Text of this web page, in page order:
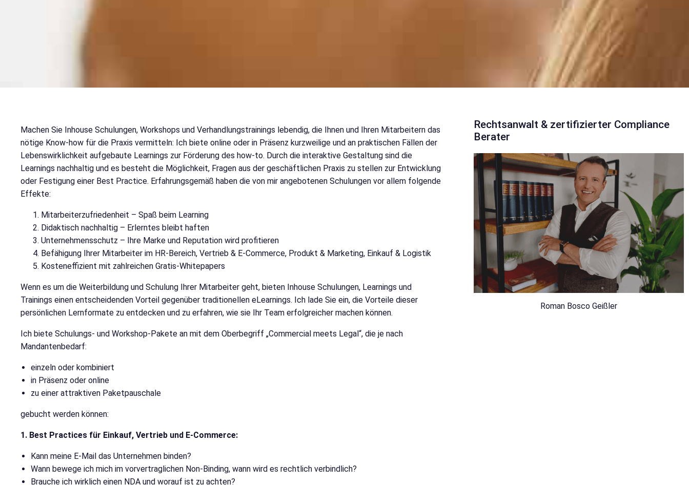
Machen Sie Inhouse Schulungen, Workshops und Verhandlungstrainings lebendig, die Ihnen und Ihren Mitarbeitern das
nötige Know-how für die Praxis vermitteln: Ich biete online oder in Präsenz kurzweilige und an praktischen Fällen der
Lebenswirklichkeit aufgebaute Learnings zur Förderung des how-to. Durch die interaktive Gestaltung sind die
Learnings nachhaltig und es besteht die Möglichkeit, Fragen aus der geschäftlichen Praxis zu stellen zur Entwicklung
oder Festigung einer Best Practice. Erfahrungsgemäß haben die von mir angebotenen Schulungen vor allem folgende
Effekte:
Mitarbeiterzufriedenheit – Spaß beim Learning
Didaktisch nachhaltig – Erlerntes bleibt haften
Unternehmensschutz – Ihre Marke und Reputation wird profitieren
Befähigung Ihrer Mitarbeiter im HR-Bereich, Vertrieb & E-Commerce, Produkt & Marketing, Einkauf & Logistik
Kosteneffizient mit zahlreichen Gratis-Whitepapers
Wenn es um die Weiterbildung und Schulung Ihrer Mitarbeiter geht, bieten Inhouse Schulungen, Learnings und
Trainings einen entscheidenden Vorteil gegenüber traditionellen eLearnings. Ich lade Sie ein, die Vorteile dieser
persönlichen Lernformate zu entdecken und zu erfahren, wie sie Ihr Team erfolgreicher machen können.
Ich biete Schulungs- und Workshop-Pakete an mit dem Oberbegriff „Commercial meets Legal“, die je nach
Mandantenbedarf:
einzeln oder kombiniert
in Präsenz oder online
zu einer attraktiven Paketpauschale
gebucht werden können:
1. Best Practices für Einkauf, Vertrieb und E-Commerce:
Kann meine E-Mail das Unternehmen binden?
Wann bewege ich mich im vorvertraglichen Non-Binding, wann wird es rechtlich verbindlich?
Brauche ich wirklich einen NDA und worauf ist zu achten?
Rechtsanwalt & zertifizierter Compliance
Berater
Roman Bosco Geißler